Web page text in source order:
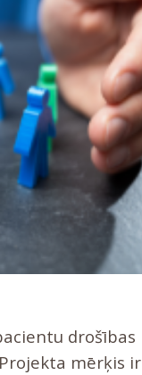
drošības
mērķis ir